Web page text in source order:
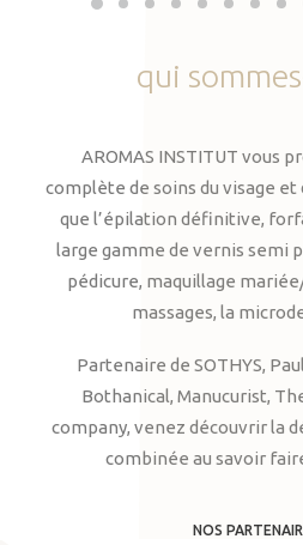
qui
AROMAS INSTITUT vous
complète de soins du visage
que l’épilation définitive,
large gamme de vernis semi
pédicure, maquillage
massages, la
Partenaire de SOTHYS,
Bothanical, Manucurist,
company, venez découvrir la
combinée au savoir
NOS